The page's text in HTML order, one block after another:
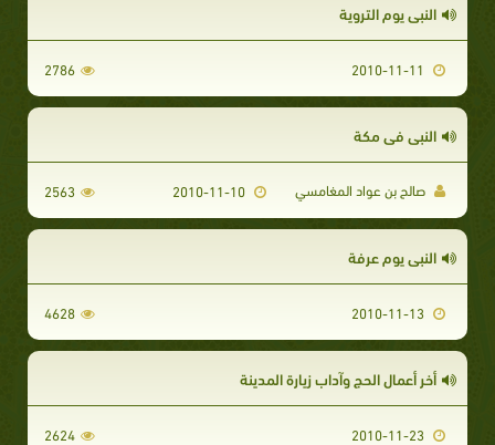
النبي يوم التروية
2786
النبي في مكة
صالح بن عواد المغامسي 2010-11-10
2563
النبي يوم عرفة
4628
أخر أعمال الحج وآداب زيارة المدينة
2624